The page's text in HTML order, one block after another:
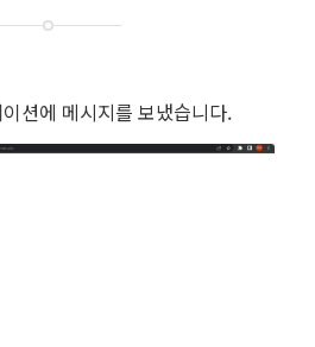
션에 메시지를 보냈습니다.